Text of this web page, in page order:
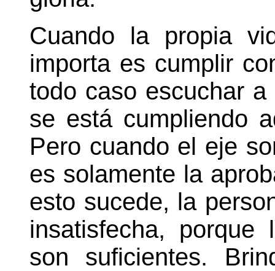
Cuando la propia
importa es cumplir
todo caso escuchar
se está cumpliendo
Pero cuando el eje
es solamente la
esto sucede, la
insatisfecha, porque
son suficientes.